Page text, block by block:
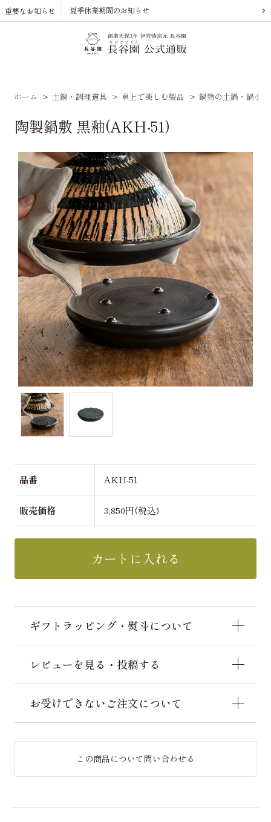
重要なお知らせ 夏季休業期間のお知らせ
ホーム > 土鍋・調理道具 > 卓上で楽しむ製品 > 鍋物の土鍋・鍋小物
陶製鍋敷 黒釉(AKH-51)
品番 AKH-51
販売価格 3,850円(税込)
カートに入れる
ギフトラッピング・熨斗について
レビューを見る・投稿する
お受けできないご注文について
この商品について問い合わせる